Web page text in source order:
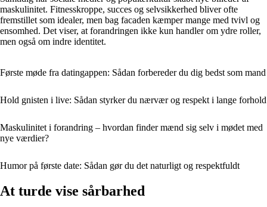
maskulinitet. Fitnesskroppe, succes og selvsikkerhed bliver ofte
fremstillet som idealer, men bag facaden kæmper mange med tvivl og
ensomhed. Det viser, at forandringen ikke kun handler om ydre roller,
men også om indre identitet.
Første møde fra datingappen: Sådan forbereder du dig bedst som mand
Hold gnisten i live: Sådan styrker du nærvær og respekt i lange forhold
Maskulinitet i forandring – hvordan finder mænd sig selv i mødet med
nye værdier?
Humor på første date: Sådan gør du det naturligt og respektfuldt
At turde vise sårbarhed